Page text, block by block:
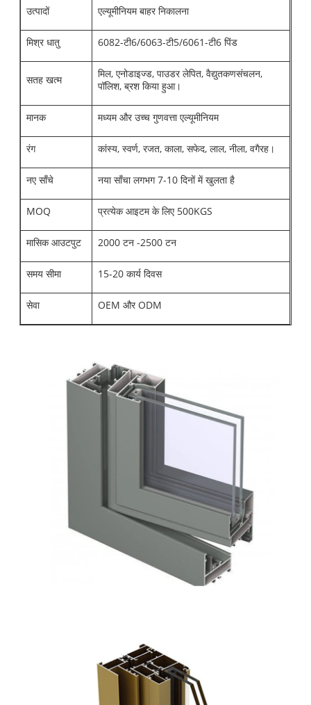
उत्पादों एल्यूमीनियम बाहर निकालना
मिश्र धातु 6082-टी6/6063-टी5/6061-टी6 पिंड
सतह खत्म
मिल, एनोडाइज्ड, पाउडर लेपित, वैद्युतकणसंचलन,
पॉलिश, ब्रश किया हुआ।
मानक मध्यम और उच्च गुणवत्ता एल्यूमीनियम
रंग कांस्य, स्वर्ण, रजत, काला, सफेद, लाल, नीला, वगैरह।
नए साँचे नया साँचा लगभग 7-10 दिनों में खुलता है
MOQ प्रत्येक आइटम के लिए 500KGS
मासिक आउटपुट 2000 टन -2500 टन
समय सीमा 15-20 कार्य दिवस
सेवा OEM और ODM